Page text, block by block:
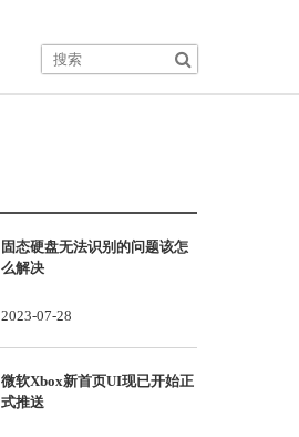
固态硬盘无法识别的问题该怎
么解决
2023-07-28
微软Xbox新首页UI现已开始正
式推送